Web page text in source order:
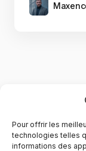
Pour offrir les
technologies telles
informations des